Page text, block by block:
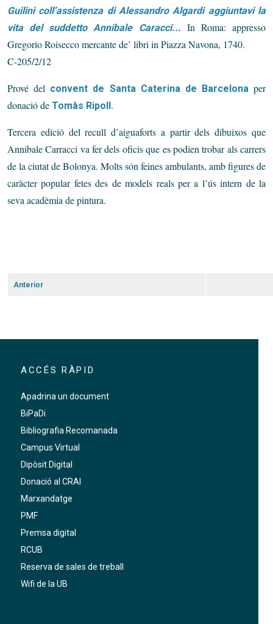
Guilini coll’assistenza di Alessandro Algardi aggiuntavi la
vita del suddetto Annibale Caracci... In Roma: appresso
Gregorio Roisecco mercante de’ libri in Piazza Navona, 1740.
C-205/2/12
Prové del convent de Santa Caterina de Barcelona per
donació de Tomàs Ripoll.
Tercera edició del recull d’aiguaforts a partir dels dibuixos que
Annibale Carracci va fer dels oficis que es podien trobar als carrers
de la ciutat de Bolonya. Molts són feines ambulants, amb figures de
caràcter popular fetes des de models reals per a l’ús intern de la
seva acadèmia de pintura.
Anterior
ACCÉS RÀPID
Apadrina un document
BiPaDi
Bibliografia Recomanada
Campus Virtual
Dipòsit Digital
Donació al CRAI
Marxandatge
PMF
Premsa digital
RCUB
Reserva de sales de treball
Wifi de la UB